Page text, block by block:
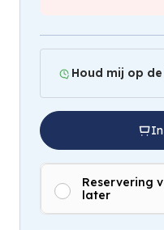
Houd mij op
Reservering
later